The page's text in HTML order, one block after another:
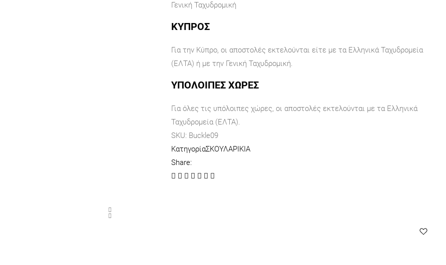
Γενική Ταχυδρομική
ΚΥΠΡΟΣ
Για την Κύπρο, οι αποστολές εκτελούνται είτε με τα Ελληνικά Ταχυδρομεία
(ΕΛΤΑ) ή με την Γενική Ταχυδρομική.
ΥΠΟΛΟΙΠΕΣ ΧΩΡΕΣ
Για όλες τις υπόλοιπες χώρες, οι αποστολές εκτελούνται με τα Ελληνικά
Ταχυδρομεία (ΕΛΤΑ).
SKU: Buckle09
ΚατηγορίαΣΚΟΥΛΑΡΙΚΙΑ
Share: